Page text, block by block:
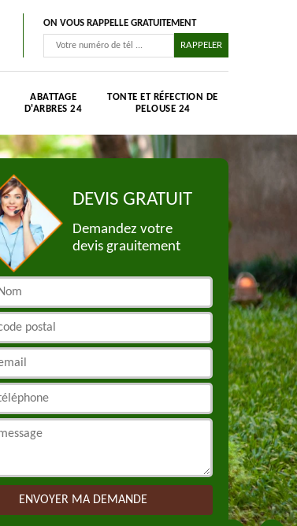
ON VOUS RAPPELLE GRATUITEMENT
ABATTAGE
D'ARBRES 24
TONTE ET RÉFECTION DE
PELOUSE 24
DEVIS GRATUIT
Demandez votre
devis grauitement